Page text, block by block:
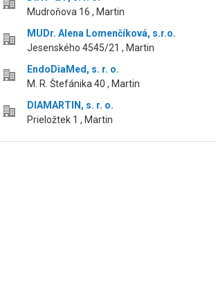
Mudroňova 16 , Martin
MUDr. Alena Lomenčíková, s.r.o.
Jesenského 4545/21 , Martin
EndoDiaMed, s. r. o.
M. R. Štefánika 40 , Martin
DIAMARTIN, s. r. o.
Prieložtek 1 , Martin